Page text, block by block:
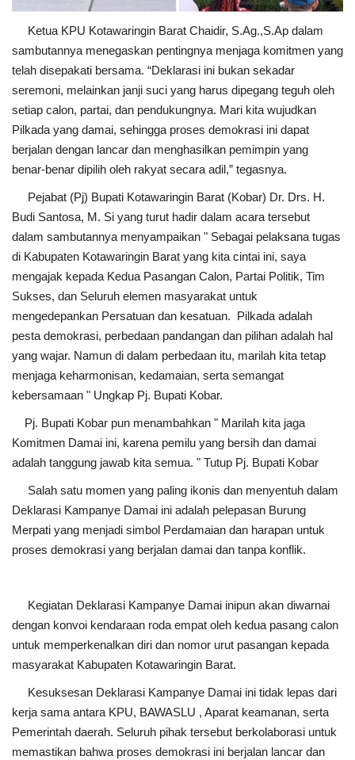
Ketua KPU Kotawaringin Barat Chaidir, S.Ag.,S.Ap dalam
sambutannya menegaskan pentingnya menjaga komitmen yang
telah disepakati bersama. “Deklarasi ini bukan sekadar
seremoni, melainkan janji suci yang harus dipegang teguh oleh
setiap calon, partai, dan pendukungnya. Mari kita wujudkan
Pilkada yang damai, sehingga proses demokrasi ini dapat
berjalan dengan lancar dan menghasilkan pemimpin yang
benar-benar dipilih oleh rakyat secara adil,” tegasnya.
Pejabat (Pj) Bupati Kotawaringin Barat (Kobar) Dr. Drs. H.
Budi Santosa, M. Si yang turut hadir dalam acara tersebut
dalam sambutannya menyampaikan " Sebagai pelaksana tugas
di Kabupaten Kotawaringin Barat yang kita cintai ini, saya
mengajak kepada Kedua Pasangan Calon, Partai Politik, Tim
Sukses, dan Seluruh elemen masyarakat untuk
mengedepankan Persatuan dan kesatuan. Pilkada adalah
pesta demokrasi, perbedaan pandangan dan pilihan adalah hal
yang wajar. Namun di dalam perbedaan itu, marilah kita tetap
menjaga keharmonisan, kedamaian, serta semangat
kebersamaan " Ungkap Pj. Bupati Kobar.
Pj. Bupati Kobar pun menambahkan " Marilah kita jaga
Komitmen Damai ini, karena pemilu yang bersih dan damai
adalah tanggung jawab kita semua. " Tutup Pj. Bupati Kobar
Salah satu momen yang paling ikonis dan menyentuh dalam
Deklarasi Kampanye Damai ini adalah pelepasan Burung
Merpati yang menjadi simbol Perdamaian dan harapan untuk
proses demokrasi yang berjalan damai dan tanpa konflik.
Kegiatan Deklarasi Kampanye Damai inipun akan diwarnai
dengan konvoi kendaraan roda empat oleh kedua pasang calon
untuk memperkenalkan diri dan nomor urut pasangan kepada
masyarakat Kabupaten Kotawaringin Barat.
Kesuksesan Deklarasi Kampanye Damai ini tidak lepas dari
kerja sama antara KPU, BAWASLU , Aparat keamanan, serta
Pemerintah daerah. Seluruh pihak tersebut berkolaborasi untuk
memastikan bahwa proses demokrasi ini berjalan lancar dan